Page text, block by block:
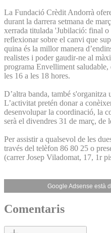
La Fundació Crèdit Andorrà
durant la darrera setmana de
xerrada titulada 'Jubilació: final
reflexionar sobre el canvi que
quina és la millor manera
realistes i poder gaudir-ne al
programa Envelliment saludable,
les 16 a les 18 hores.
D’altra banda, també s'organitza
L’activitat pretén donar a
desenvolupar la coordinació, la
serà el divendres 31 de març, de
Per assistir a qualsevol de les
través del telèfon 86 80 25 o
(carrer Josep Viladomat, 17, 1r
Google Adsense està
Comentaris